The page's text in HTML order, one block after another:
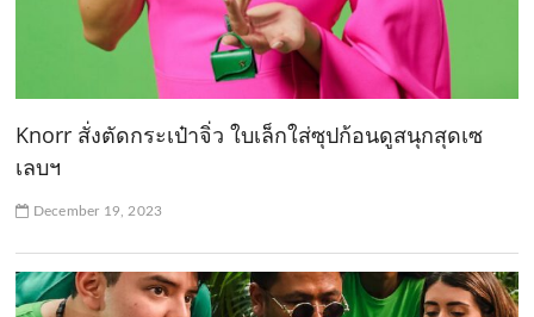
Knorr สั่งตัดกระเป๋าจิ่ว ใบเล็กใส่ซุปก้อนดูสนุกสุดเซ
เลบฯ
December 19, 2023